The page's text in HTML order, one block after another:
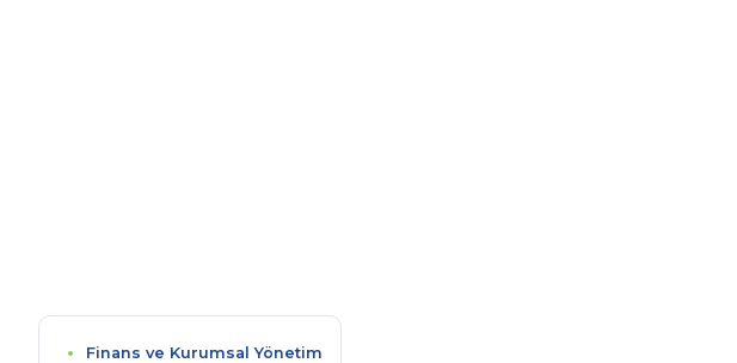
Finans ve Kurumsal Yönetim